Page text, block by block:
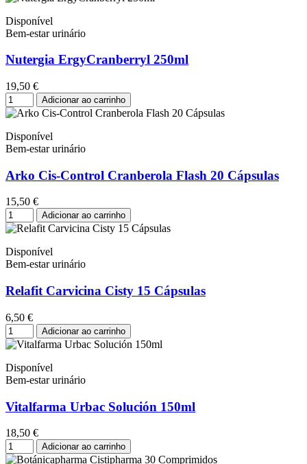
Disponível
Bem-estar urinário
Nutergia ErgyCranberryl 250ml
19,50 €
Adicionar ao carrinho
Disponível
Bem-estar urinário
Arko Cis-Control Cranberola Flash 20 Cápsulas
15,50 €
Adicionar ao carrinho
Disponível
Bem-estar urinário
Relafit Carvicina Cisty 15 Cápsulas
6,50 €
Adicionar ao carrinho
Disponível
Bem-estar urinário
Vitalfarma Urbac Solución 150ml
18,50 €
Adicionar ao carrinho